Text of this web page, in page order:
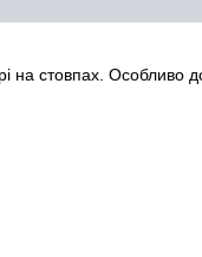
на стовпах.